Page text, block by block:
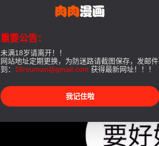
重要公告：
未满18岁请离开！！
网站地址定期更换，为防迷路请截图保存，发邮件
到： 18rouman@gmail.com 获得最新网址！！！
我记住啦